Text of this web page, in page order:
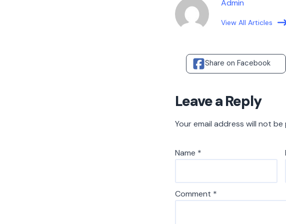
Admin
View All Articles
Share on Facebook
Leave a Reply
Your email address will not be
Name *
Comment *